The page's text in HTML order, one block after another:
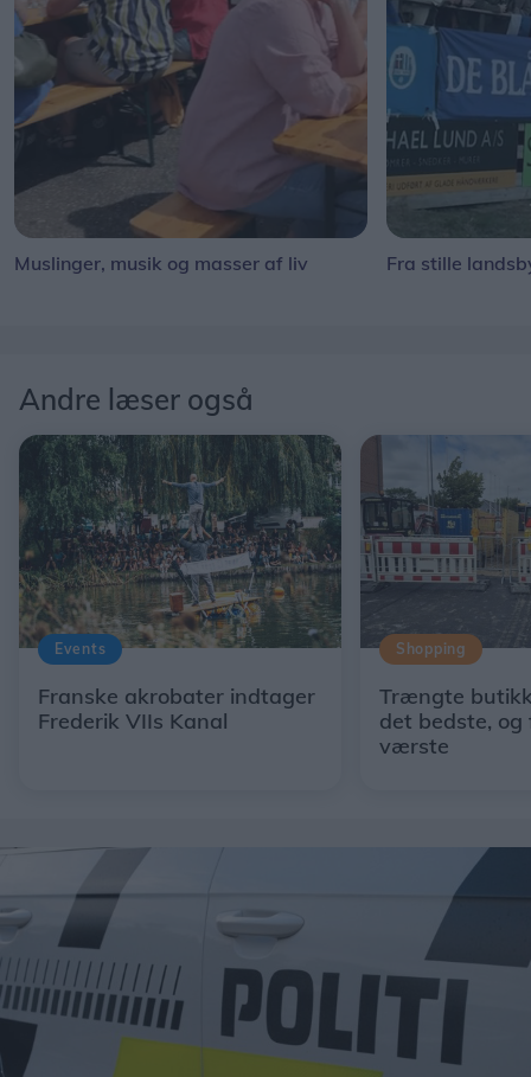
Muslinger, musik og masser af liv Fra stille
Andre læser også
Events
Franske akrobater indtager
Frederik VIIs Kanal
Shopping
Trængte
det bedste,
værste